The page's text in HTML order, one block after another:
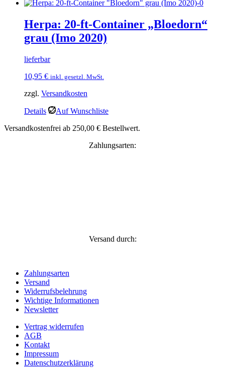
Herpa: 20-ft-Container „Bloedorn“
grau (Imo 2020)
lieferbar
10,95 € inkl. gesetzl. MwSt.
zzgl. Versandkosten
Details
Auf Wunschliste
Versandkostenfrei ab 250,00 € Bestellwert.
Zahlungsarten:
Versand durch:
Zahlungsarten
Versand
Widerrufsbelehrung
Wichtige Informationen
Newsletter
Vertrag widerrufen
AGB
Kontakt
Impressum
Datenschutzerklärung